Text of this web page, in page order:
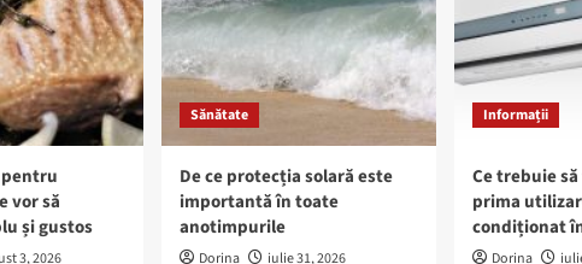
vor să
și gustos
3, 2026
Sănătate
De ce protecția solară este
importantă în toate
anotimpurile
Dorina iulie 31, 2026
Informații
Ce trebuie
prima
condiționat
Dorina